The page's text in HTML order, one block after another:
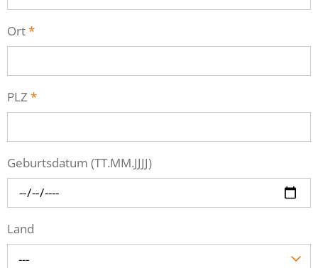
Ort*
PLZ *
Geburtsdatum (TT.MM.JJJJ)
Land
---